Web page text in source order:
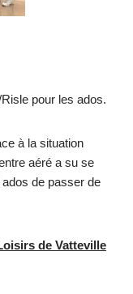
pour les ados.
à la situation
aéré a su se
de passer de
de Vatteville